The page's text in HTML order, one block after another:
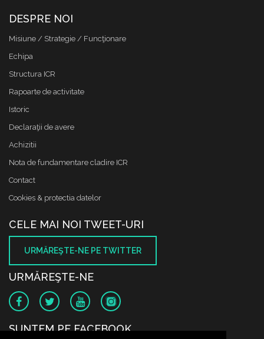
DESPRE NOI
Misiune / Strategie / Funcţionare
Echipa
Structura ICR
Rapoarte de activitate
Istoric
Declaraţii de avere
Achizitii
Nota de fundamentare cladire ICR
Contact
Cookies & protectia datelor
CELE MAI NOI TWEET-URI
URMĂREŞTE-NE PE TWITTER
URMĂREŞTE-NE
SUNTEM PE FACEBOOK